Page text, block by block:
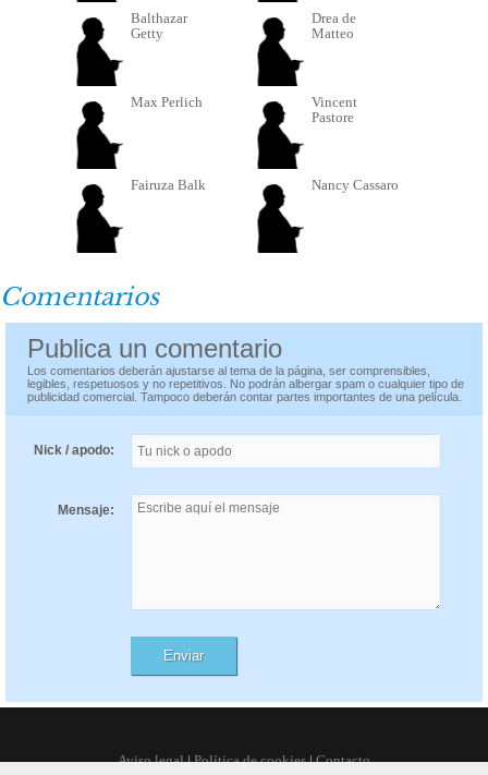
Balthazar
Getty
Drea de
Matteo
Max Perlich
Vincent
Pastore
Fairuza Balk Nancy Cassaro
Comentarios
Publica un comentario
Los comentarios deberán ajustarse al tema de la página, ser comprensibles,
legibles, respetuosos y no repetitivos. No podrán albergar spam o cualquier tipo de
publicidad comercial. Tampoco deberán contar partes importantes de una película.
Nick / apodo:
Mensaje:
Aviso legal|Política de cookies|Contacto